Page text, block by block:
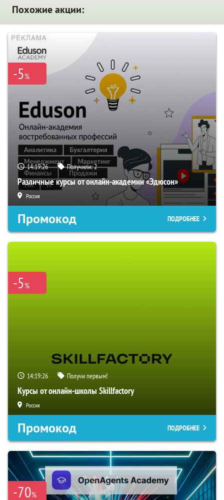
Похожие акции:
-5%
14:19:25 Получили:2
Различные курсы от онлайн-академии «Эдюсон»
Россия
Промокод ПОДРОБНЕЕ
-5%
14:19:25 Получи первым!
Курсы от онлайн-школы Skillfactory
Россия
Промокод ПОДРОБНЕЕ
-70%